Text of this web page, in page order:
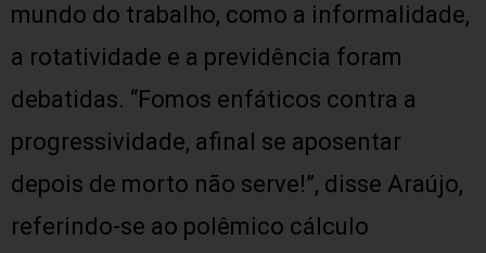
mundo do trabalho, como a informalidade,
a rotatividade e a previdência foram
debatidas. “Fomos enfáticos contra a
progressividade, afinal se aposentar
depois de morto não serve!”, disse Araújo,
referindo-se ao polêmico cálculo